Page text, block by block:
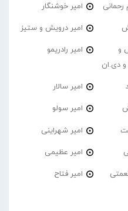
رحمانی امیر خوشنگار
امیر درویش و ستیز
و
دی.ان
امیر رادریمو
امیر سالار
امیر سولو
امیر شهراینی
امیر عظیمی
امیر فتاح